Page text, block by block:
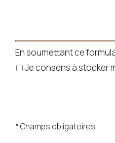
En soumettant ce
Je consens à
* Champs obligatoires